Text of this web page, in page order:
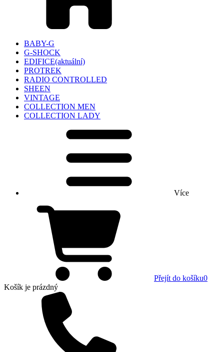
BABY-G
G-SHOCK
EDIFICE(aktuální)
PROTREK
RADIO CONTROLLED
SHEEN
VINTAGE
COLLECTION MEN
COLLECTION LADY
Více
Přejít do košíku0
Košík je prázdný